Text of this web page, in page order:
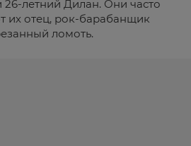
летний Дилан. Они часто
их отец, рок-барабанщик
ломоть.